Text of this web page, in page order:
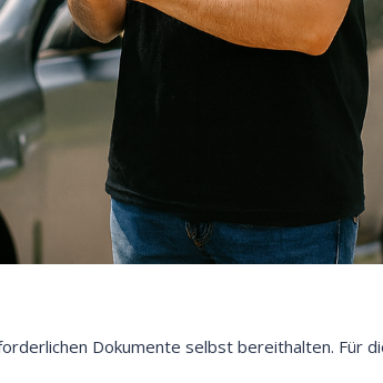
Dokumente selbst bereithalten. Für